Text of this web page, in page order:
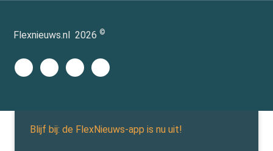
Flexnieuws.nl 2026 ©
Blijf bij: de FlexNieuws-app is nu uit!